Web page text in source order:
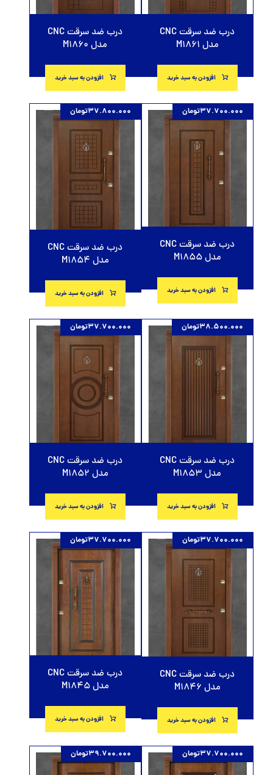
درب ضد سرقت CNC
مدل M1861
افزودن به سبد خرید
درب ضد سرقت CNC
مدل M1860
افزودن به سبد خرید
درب ضد سرقت CNC
مدل M1855
37.700.000تومان
افزودن به سبد خرید
درب ضد سرقت CNC
مدل M1854
37.800.000تومان
افزودن به سبد خرید
درب ضد سرقت CNC
مدل M1853
38.500.000تومان
افزودن به سبد خرید
درب ضد سرقت CNC
مدل M1852
37.700.000تومان
افزودن به سبد خرید
درب ضد سرقت CNC
مدل M1846
37.700.000تومان
افزودن به سبد خرید
درب ضد سرقت CNC
مدل M1845
37.700.000تومان
افزودن به سبد خرید
37.700.000تومان 39.700.000تومان